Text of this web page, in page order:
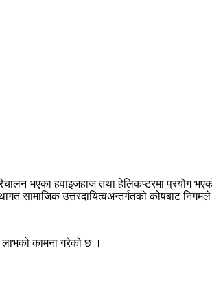
भएका हवाइजहाज तथा हेलिकप्टरमा प्रयोग
उत्तरदायित्वअन्तर्गतको कोषबाट
लाभको कामना गरेको छ ।